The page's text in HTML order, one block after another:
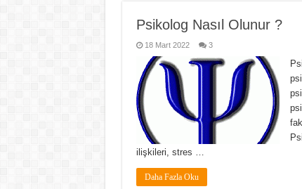
Psikolog Nasıl Olunur ?
18 Mart 2022 3
ilişkileri, stres …
Daha Fazla Oku